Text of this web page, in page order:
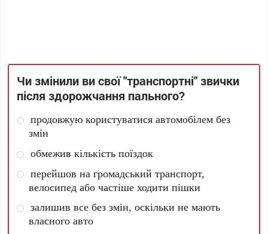
Чи змінили ви свої "транспортні" звички
після здорожчання пального?
продовжую користуватися автомобілем без
змін
обмежив кількість поїздок
перейшов на громадський транспорт,
велосипед або частіше ходити пішки
залишив все без змін, оскільки не мають
власного авто